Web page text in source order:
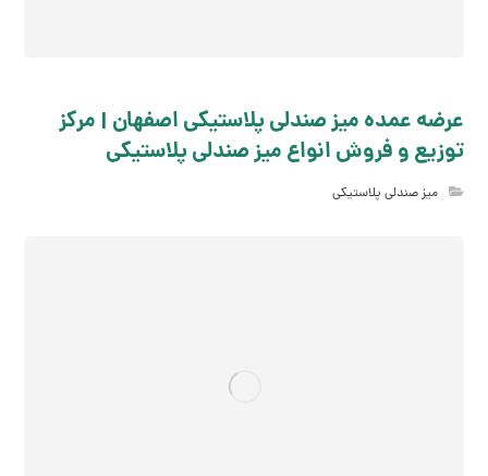
عرضه عمده میز صندلی پلاستیکی اصفهان | مرکز
توزیع و فروش انواع میز صندلی پلاستیکی
میز صندلی پلاستیکی